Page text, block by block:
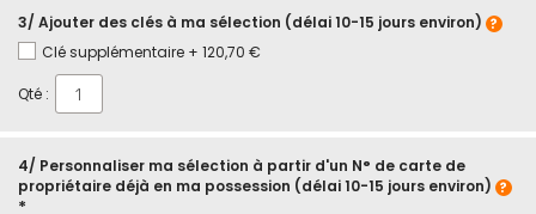
3/ Ajouter des clés à ma sélection (délai 10-15 jours environ)
Clé supplémentaire + 120,70 €
Qté :
4/ Personnaliser ma sélection à partir d'un N° de carte de
propriétaire déjà en ma possession (délai 10-15 jours environ)